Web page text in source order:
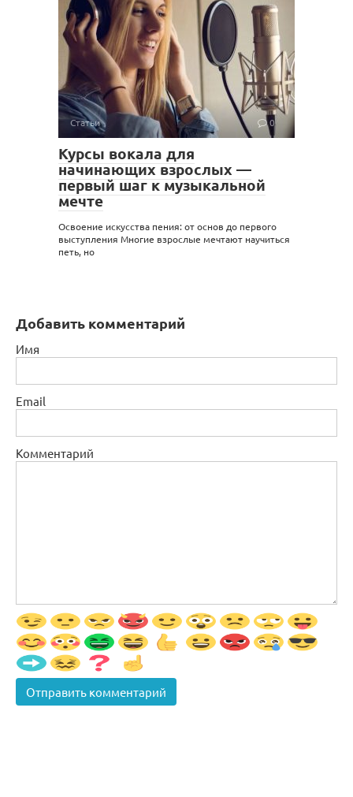
Статьи 0
Курсы вокала для
начинающих взрослых —
первый шаг к музыкальной
мечте
Освоение искусства пения: от основ до первого
выступления Многие взрослые мечтают научиться
петь, но
Добавить комментарий
Имя
Email
Комментарий